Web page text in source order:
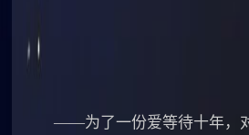
——为了一份爱等待十年，对